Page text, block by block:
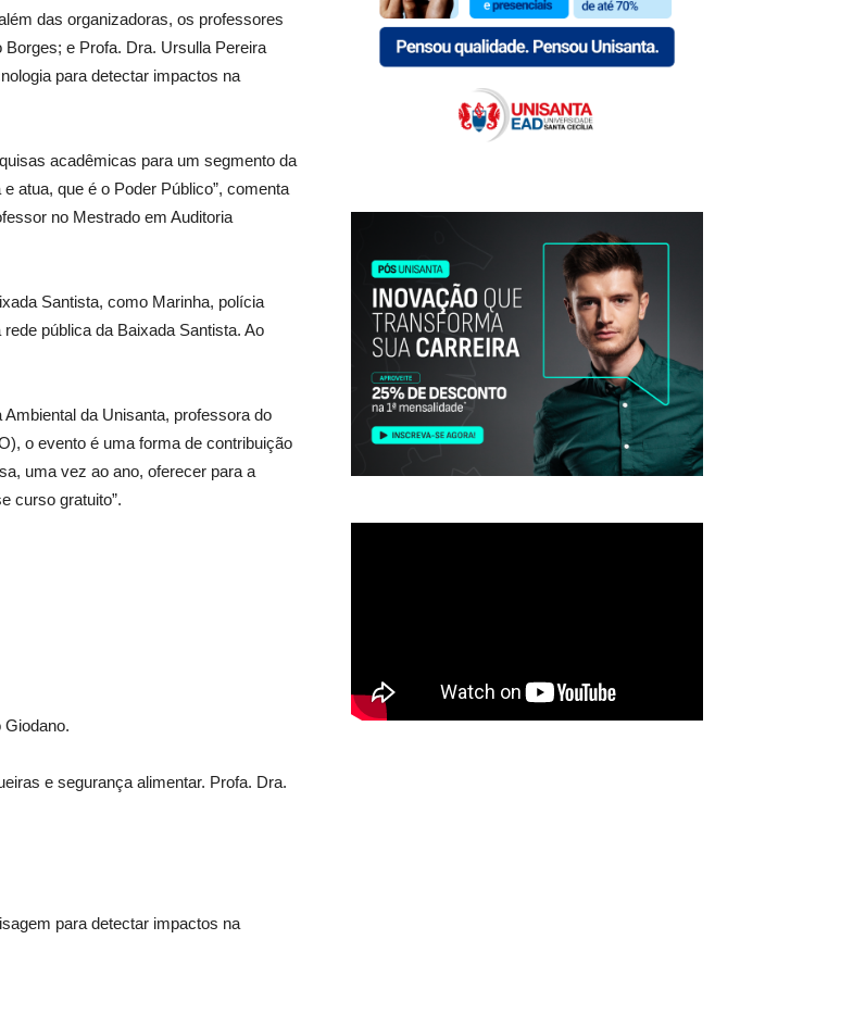
das organizadoras, os professores
e Profa. Dra. Ursulla Pereira
para detectar impactos na
acadêmicas para um segmento da
atua, que é o Poder Público”, comenta
no Mestrado em Auditoria
Santista, como Marinha, polícia
pública da Baixada Santista. Ao
da Unisanta, professora do
o evento é uma forma de contribuição
uma vez ao ano, oferecer para a
curso gratuito”.
Giodano.
e segurança alimentar. Profa. Dra.
para detectar impactos na